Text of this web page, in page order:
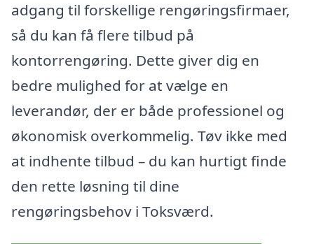
adgang til forskellige rengøringsfirmaer,
så du kan få flere tilbud på
kontorrengøring. Dette giver dig en
bedre mulighed for at vælge en
leverandør, der er både professionel og
økonomisk overkommelig. Tøv ikke med
at indhente tilbud – du kan hurtigt finde
den rette løsning til dine
rengøringsbehov i Toksværd.